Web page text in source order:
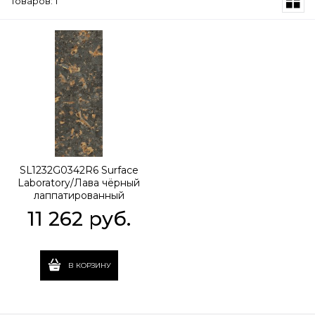
SL1232G0342R6 Surface
Laboratory/Лава чёрный
лаппатированный
обрезной 119,5x320x0,6
11 262 руб.
В КОРЗИНУ